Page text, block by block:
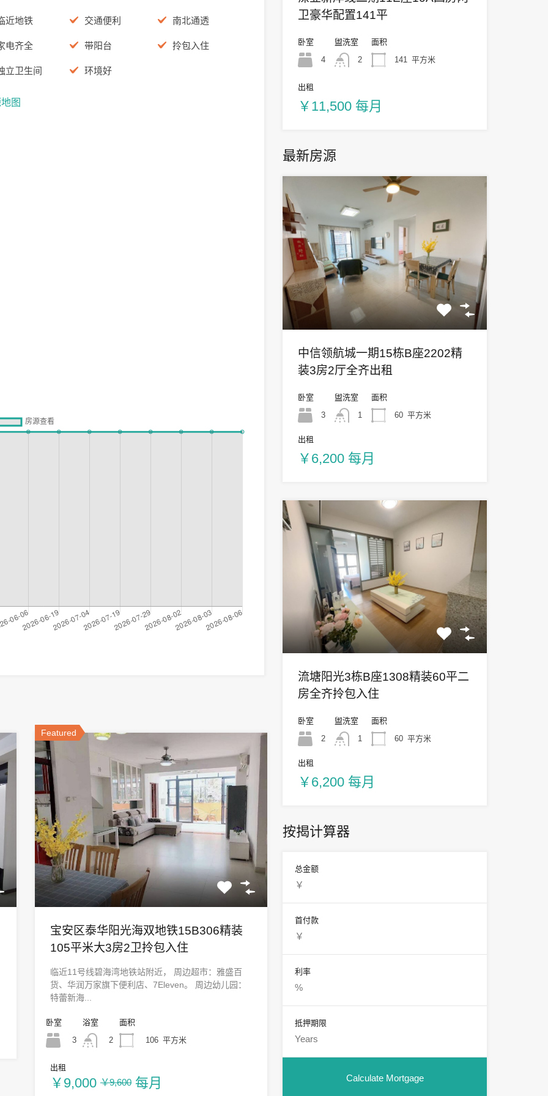
近地铁 交通便利 南北通透
电齐全 带阳台 拎包入住
立卫生间 环境好
图
Featured
宝安区泰华阳光海双地铁15B306精装
105平米大3房2卫拎包入住
临近11号线碧海湾地铁站附近， 周边超市：雅盛百
货、华润万家旗下便利店、7Eleven。 周边幼儿园：
特蕾新海...
卧室
3
浴室
2
面积
106 平方米
出租
￥9,000 ￥9,600 每月
卫豪华配置141平
卧室
4
盥洗室
2
面积
141 平方米
出租
￥11,500 每月
最新房源
中信领航城一期15栋B座2202精
装3房2厅全齐出租
卧室
3
盥洗室
1
面积
60 平方米
出租
￥6,200 每月
流塘阳光3栋B座1308精装60平二
房全齐拎包入住
卧室
2
盥洗室
1
面积
60 平方米
出租
￥6,200 每月
按揭计算器
总金额
首付款
利率
抵押期限